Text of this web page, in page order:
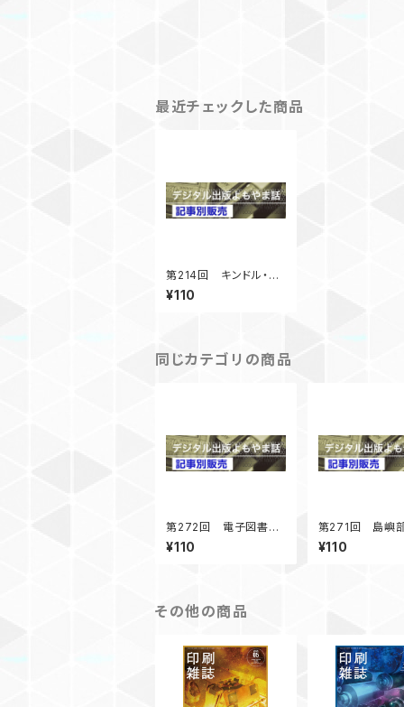
最近チェックした商品
第214回 キンドル・ア
ンリミテッド 読み放題
サービスの今後 「デジ
¥110
同じカテゴリの商品
第272回 電子図書館
調査 コロナ禍以降の
展開 「デジタル出版よ
¥110
第271回 島嶼
書環境調査 ま
木島図書館に行
¥110
その他の商品